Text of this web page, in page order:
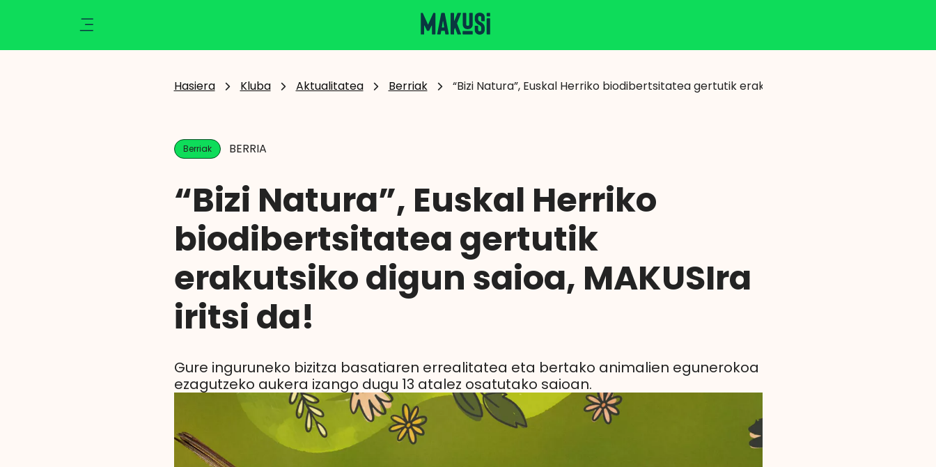
Eragiketaren emaitza
Hasiera Kluba Aktualitatea Berriak “Bizi Natura”, Euskal Herriko biodibertsitatea gertutik erakutsiko digun saioa, MAKUSIra
Berriak BERRIA
“Bizi Natura”, Euskal Herriko
biodibertsitatea gertutik
erakutsiko digun saioa, MAKUSIra
iritsi da!
Gure inguruneko bizitza basatiaren errealitatea eta bertako animalien egunerokoa
ezagutzeko aukera izango dugu 13 atalez osatutako saioan.